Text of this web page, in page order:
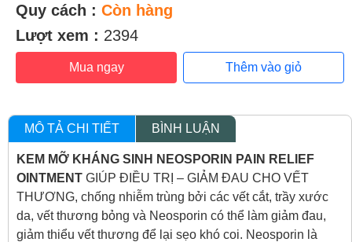
Quy cách : Còn hàng
Lượt xem : 2394
Mua ngay Thêm vào giỏ
MÔ TẢ CHI TIẾT BÌNH LUẬN
KEM MỠ KHÁNG SINH NEOSPORIN PAIN RELIEF
OINTMENT GIÚP ĐIỀU TRỊ – GIẢM ĐAU CHO VẾT
THƯƠNG, chống nhiễm trùng bởi các vết cắt, trầy xước
da, vết thương bỏng và Neosporin có thể làm giảm đau,
giảm thiểu vết thương để lại sẹo khó coi. Neosporin là